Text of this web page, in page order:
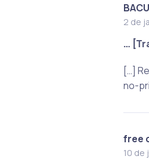
2 de
…
[…]
no-
free
10 de